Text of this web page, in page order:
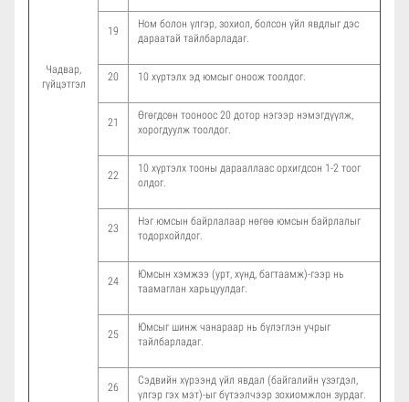
Чадвар,
гүйцэтгэл
19
Ном болон үлгэр, зохиол, болсон үйл явдлыг дэс
дараатай тайлбарладаг.
20 10 хүртэлх эд юмсыг оноож тоолдог.
21
Өгөгдсөн тооноос 20 дотор нэгээр нэмэгдүүлж,
хорогдуулж тоолдог.
22
10 хүртэлх тооны дарааллаас орхигдсон 1-2 тоог
олдог.
23
Нэг юмсын байрлалаар нөгөө юмсын байрлалыг
тодорхойлдог.
24
Юмсын хэмжээ (урт, хүнд, багтаамж)-гээр нь
таамаглан харьцуулдаг.
25
Юмсыг шинж чанараар нь бүлэглэн учрыг
тайлбарладаг.
26
Сэдвийн хүрээнд үйл явдал (байгалийн үзэгдэл,
үлгэр гэх мэт)-ыг бүтээлчээр зохиомжлон зурдаг.